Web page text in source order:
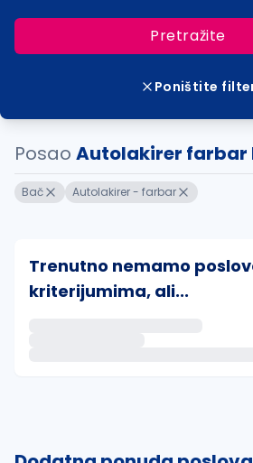
Pretražite
Poništite
Posao Autolakirer farbar
Bač Autolakirer - farbar
Trenutno nemamo
kriterijumima, ali...